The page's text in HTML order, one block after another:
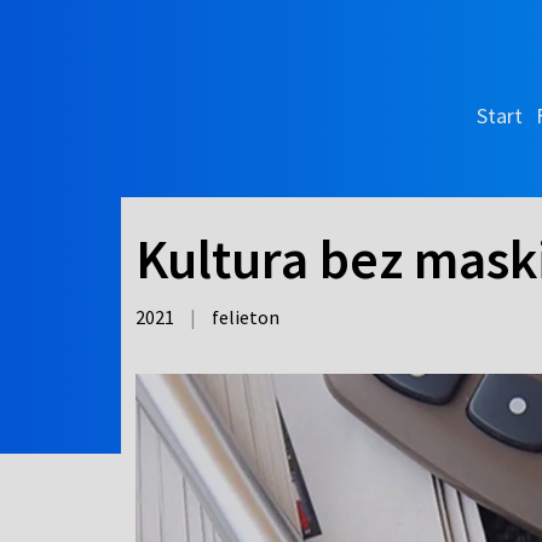
Start
Kultura bez
2021 | felieton